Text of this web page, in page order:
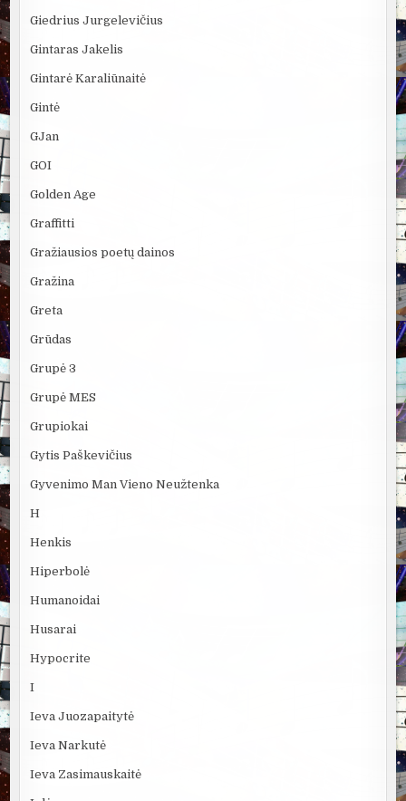
Giedrius Jurgelevičius
Gintaras Jakelis
Gintarė Karaliūnaitė
Gintė
GJan
GOI
Golden Age
Graffitti
Gražiausios poetų dainos
Gražina
Greta
Grūdas
Grupė 3
Grupė MES
Grupiokai
Gytis Paškevičius
Gyvenimo Man Vieno Neužtenka
H
Henkis
Hiperbolė
Humanoidai
Husarai
Hypocrite
I
Ieva Juozapaitytė
Ieva Narkutė
Ieva Zasimauskaitė